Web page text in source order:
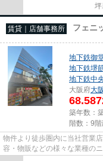
坪
賃貸｜店舗事務所 フェニ
地下鉄御
地下鉄堺
地下鉄中
大阪府大
築年数：
階数：9
物件より徒歩圏内に当社営業
容・物販などの様々な業種の
尚、弊社ではおとり広告は一